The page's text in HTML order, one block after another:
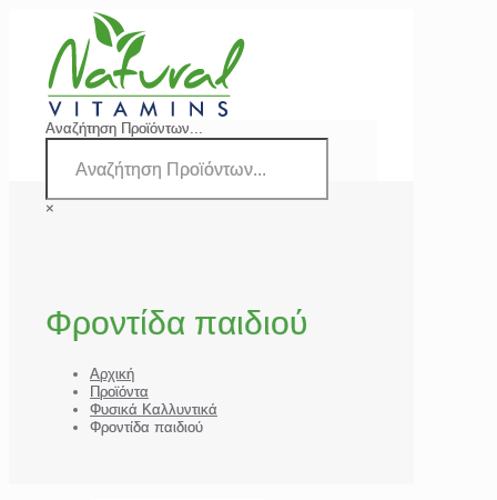
Αναζήτηση Προϊόντων...
×
Φροντίδα παιδιού
Αρχική
Προϊόντα
Φυσικά Καλλυντικά
Φροντίδα παιδιού